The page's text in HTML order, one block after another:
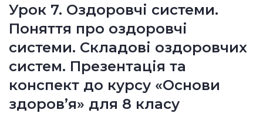
Урок 7. Оздоровчі системи.
Поняття про оздоровчі
системи. Складові оздоровчих
систем. Презентація та
конспект до курсу «Основи
здоров’я» для 8 класу